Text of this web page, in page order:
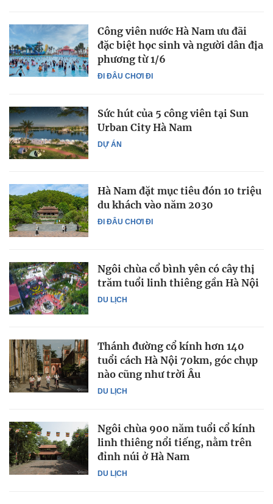
ĐI ĐÂU CHƠI ĐI
Công viên nước Hà Nam ưu đãi
đặc biệt học sinh và người dân địa
phương từ 1/6
DỰ ÁN
Sức hút của 5 công viên tại Sun
Urban City Hà Nam
ĐI ĐÂU CHƠI ĐI
Hà Nam đặt mục tiêu đón 10 triệu
du khách vào năm 2030
DU LỊCH
Ngôi chùa cổ bình yên có cây thị
trăm tuổi linh thiêng gần Hà Nội
DU LỊCH
Thánh đường cổ kính hơn 140
tuổi cách Hà Nội 70km, góc chụp
nào cũng như trời Âu
DU LỊCH
Ngôi chùa 900 năm tuổi cổ kính
linh thiêng nổi tiếng, nằm trên
đỉnh núi ở Hà Nam